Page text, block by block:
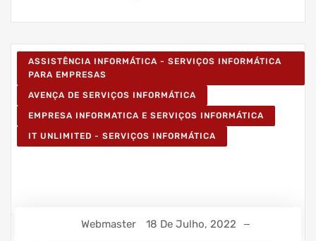
ASSISTÊNCIA INFORMÁTICA - SERVIÇOS INFORMÁTICA
PARA EMPRESAS
AVENÇA DE SERVIÇOS INFORMÁTICA
EMPRESA INFORMATICA E SERVIÇOS INFORMÁTICA
IT UNLIMITED - SERVIÇOS INFORMÁTICA
Webmaster 18 De Julho, 2022